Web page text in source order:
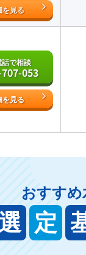
を見る
話で相談
053
を見る
おすすめ
定